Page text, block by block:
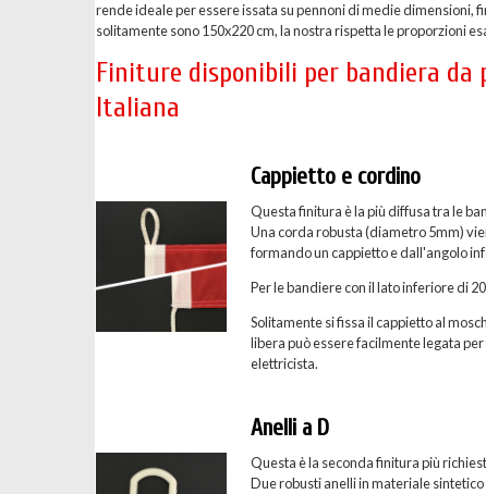
rende ideale per essere issata su pennoni di medie dimensioni,
solitamente sono 150x220 cm, la nostra rispetta le proporzioni
Finiture disponibili per bandiera da
Italiana
Cappietto e cordino
Questa finitura è la più diffusa tra le
Una corda robusta (diametro 5mm)
formando un cappietto e dall'angolo
Per le bandiere con il lato inferiore di
Solitamente si fissa il cappietto al
libera può essere facilmente legata
elettricista.
Anelli a D
Questa è la seconda finitura più
Due robusti anelli in materiale